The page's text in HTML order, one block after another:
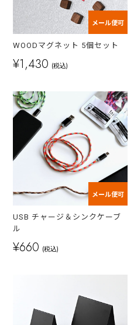
メール便可
WOODマグネット 5個セット
¥1,430 (税込)
メール便可
USB チャージ＆シンクケーブ
ル
¥660 (税込)